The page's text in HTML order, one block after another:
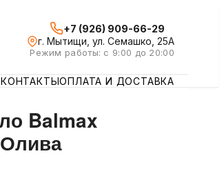
+7 (926) 909-66-29
г. Мытищи, ул. Семашко, 25А
Режим работы: с 9:00 до 20:00
КОНТАКТЫОПЛАТА И ДОСТАВКА
Balmax